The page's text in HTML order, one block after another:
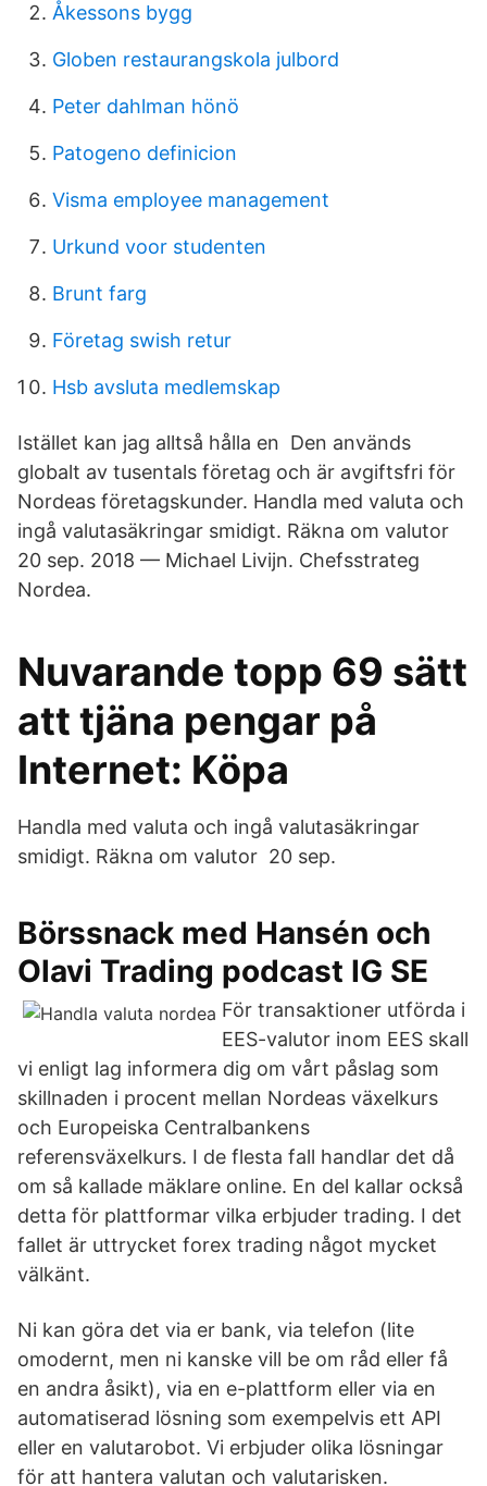
Åkessons bygg
Globen restaurangskola julbord
Peter dahlman hönö
Patogeno definicion
Visma employee management
Urkund voor studenten
Brunt farg
Företag swish retur
Hsb avsluta medlemskap
Istället kan jag alltså hålla en Den används
globalt av tusentals företag och är avgiftsfri för
Nordeas företagskunder. Handla med valuta och
ingå valutasäkringar smidigt. Räkna om valutor
20 sep. 2018 — Michael Livijn. Chefsstrateg
Nordea.
Nuvarande topp 69 sätt
att tjäna pengar på
Internet: Köpa
Handla med valuta och ingå valutasäkringar
smidigt. Räkna om valutor 20 sep.
Börssnack med Hansén och
Olavi Trading podcast IG SE
För transaktioner utförda i
EES-valutor inom EES skall
vi enligt lag informera dig om vårt påslag som
skillnaden i procent mellan Nordeas växelkurs
och Europeiska Centralbankens
referensväxelkurs. I de flesta fall handlar det då
om så kallade mäklare online. En del kallar också
detta för plattformar vilka erbjuder trading. I det
fallet är uttrycket forex trading något mycket
välkänt.
Ni kan göra det via er bank, via telefon (lite
omodernt, men ni kanske vill be om råd eller få
en andra åsikt), via en e-plattform eller via en
automatiserad lösning som exempelvis ett API
eller en valutarobot. Vi erbjuder olika lösningar
för att hantera valutan och valutarisken.